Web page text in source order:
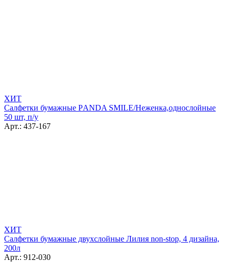
ХИТ
Салфетки бумажные РANDA SMILE/Неженка,однослойные
50 шт, п/у
Арт.: 437-167
ХИТ
Салфетки бумажные двухслойные Лилия non-stop, 4 дизайна,
200л
Арт.: 912-030